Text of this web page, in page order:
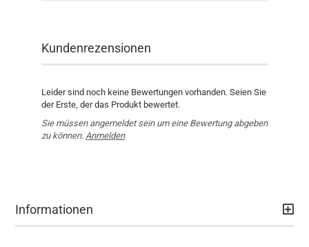
Kundenrezensionen
Leider sind noch keine Bewertungen vorhanden. Seien Sie
der Erste, der das Produkt bewertet.
Sie müssen angemeldet sein um eine Bewertung abgeben
zu können. Anmelden
Informationen